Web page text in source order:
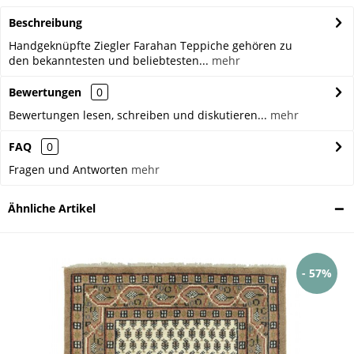
Beschreibung
Handgeknüpfte Ziegler Farahan Teppiche gehören zu
den bekanntesten und beliebtesten... mehr
Bewertungen
0
Bewertungen lesen, schreiben und diskutieren... mehr
FAQ
0
Fragen und Antworten mehr
Ähnliche Artikel
- 57%